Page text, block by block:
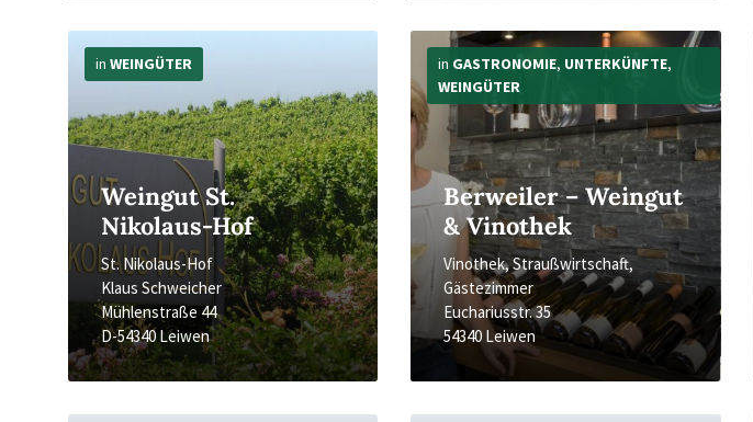
Weingut St.
Nikolaus-Hof
St. Nikolaus-Hof
Klaus Schweicher
Mühlenstraße 44
D-54340 Leiwen
in WEINGÜTER
Infos
Berweiler – Weingut
& Vinothek
Vinothek, Straußwirtschaft,
Gästezimmer
Euchariusstr. 35
54340 Leiwen
in GASTRONOMIE, UNTERKÜNFTE,
WEINGÜTER
Mehr
Infos